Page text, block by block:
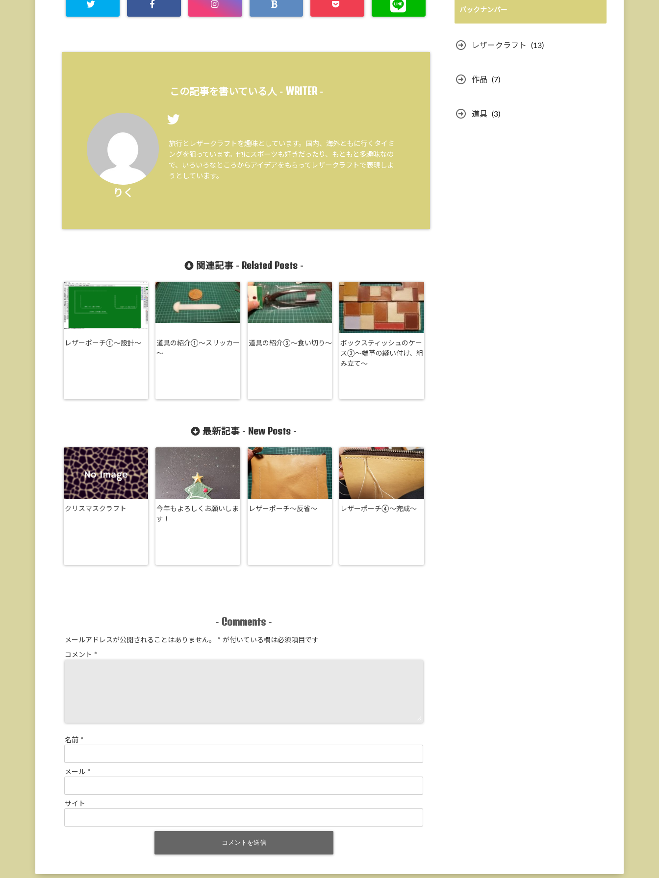
この記事を書いている人 - WRITER-
りく
旅行とレザークラフトを趣味としています。国内、海外ともに行くタイミ
ングを狙っています。他にスポーツも好きだったり、もともと多趣味なの
で、いろいろなところからアイデアをもらってレザークラフトで表現しよ
うとしています。
関連記事 - Related Posts-
レザーポーチ①〜設計〜
道具の紹介①～スリッカー
～
道具の紹介③～食い切り～
ボックスティッシュのケー
ス③～端革の縫い付け、組
み立て～
最新記事 - New Posts -
クリスマスクラフト
今年もよろしくお願いしま
す！
レザーポーチ～反省～ レザーポーチ④～完成～
- Comments -
メールアドレスが公開されることはありません。 * が付いている欄は必須項目です
コメント *
名前 *
メール *
サイト
バックナンバー
レザークラフト (13)
作品 (7)
道具 (3)